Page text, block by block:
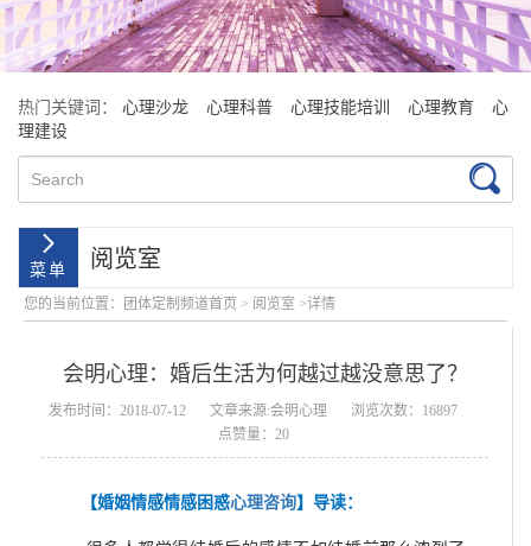
热门关键词： 心理沙龙 心理科普 心理技能培训 心理教育
心
理建设
阅览室
您的当前位置： 团体定制频道首页 > 阅览室 >详情
会明心理：婚后生活为何越过越没意思了？
发布时间：2018-07-12 文章来源:会明心理
浏览次数：16897
点赞量：20
【婚姻情感情感困惑心理咨询】导读：